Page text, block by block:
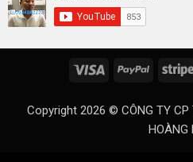
Visa PayPal
Copyright 2026 © CÔNG TY
HOÀNG